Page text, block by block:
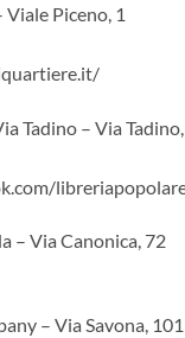
Piceno, 1
Tadino – Via
– Via Canonica, 72
– Via Savona, 101